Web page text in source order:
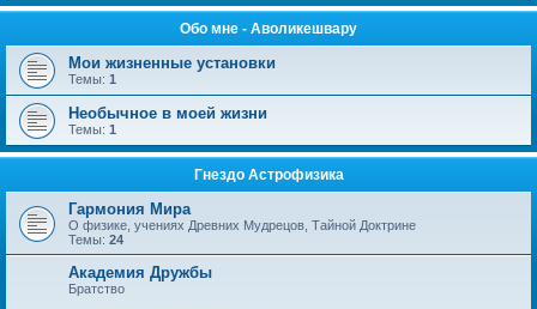
Обо мне - Аволикешвару
Мои жизненные установки
Темы: 1
Необычное в моей жизни
Темы: 1
Гнездо Астрофизика
Гармония Мира
О физике, учениях Древних Мудрецов, Тайной Доктрине
Темы: 24
Академия Дружбы
Братство